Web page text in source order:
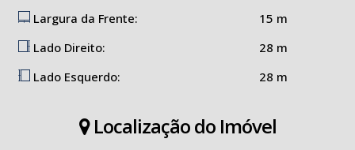
📞 Entre em contato com a
Imobiliária Soluçãoe saiba mais!
Largura da Frente:
15 m
Lado Direito:
28 m
Lado Esquerdo:
28 m
Localização do Imóvel